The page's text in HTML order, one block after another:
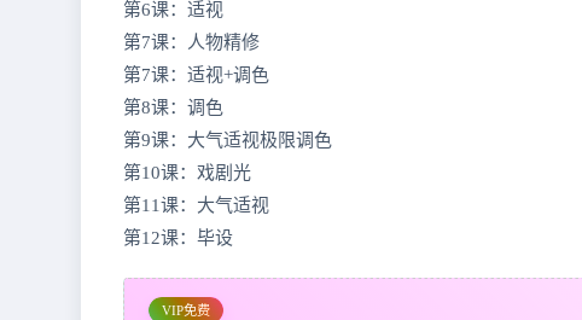
第6课：适视
第7课：人物精修
第7课：适视+调色
第8课：调色
第9课：大气适视极限调色
第10课：戏剧光
第11课：大气适视
第12课：毕设
VIP免费